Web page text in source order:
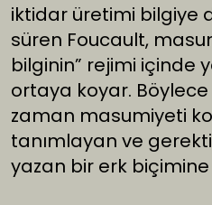
iktidar üretimi bilgiye
süren Foucault,
bilginin” rejimi içinde
ortaya koyar.
zaman masumiyeti
tanımlayan ve
yazan bir erk